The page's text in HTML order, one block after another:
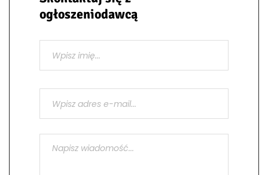
ogłoszeniodawcą